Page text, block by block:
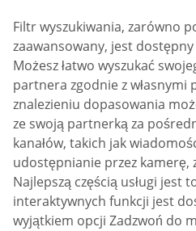
Filtr wyszukiwania, zarówno
zaawansowany, jest dostępny
Możesz łatwo wyszukać
partnera zgodnie z własnymi
znalezieniu dopasowania
ze swoją partnerką za
kanałów, takich jak
udostępnianie przez kamerę,
Najlepszą częścią usługi jest
interaktywnych funkcji jest
wyjątkiem opcji Zadzwoń do